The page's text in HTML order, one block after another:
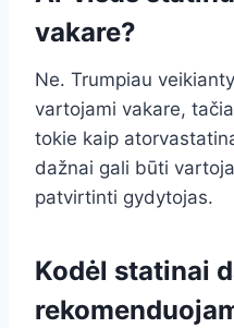
vakare?
Ne. Trumpiau
vartojami vakare,
tokie kaip
dažnai gali būti
patvirtinti gydytojas.
Kodėl statinai